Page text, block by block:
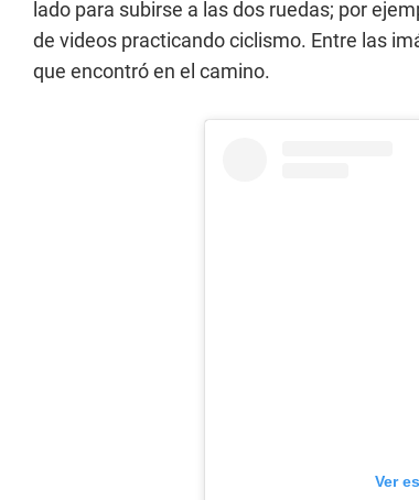
lado para subirse a las dos ruedas; por
de videos practicando ciclismo. Entre las
que encontró en el camino.
Ver